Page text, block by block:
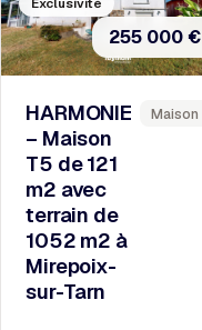
255 000 €
HARMONIE
– Maison
T5 de 121
m2 avec
terrain de
1052 m2 à
Mirepoix-
sur-Tarn
Maison